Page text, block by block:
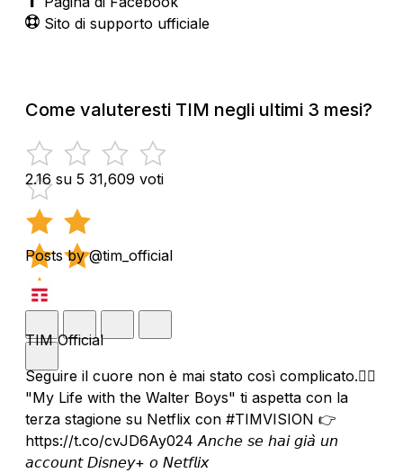
Sito di supporto ufficiale
Come valuteresti TIM negli ultimi 3 mesi?
2.16 su 5 31,609 voti
Posts by @tim_official
TIM Official
Seguire il cuore non è mai stato così complicato.❤️‍🔥
"My Life with the Walter Boys" ti aspetta con la
terza stagione su Netflix con #TIMVISION 👉
https://t.co/cvJD6Ay024 𝘈𝘯𝘤𝘩𝘦 𝘴𝘦 𝘩𝘢𝘪 𝘨𝘪𝘢̀ 𝘶𝘯
𝘢𝘤𝘤𝘰𝘶𝘯𝘵 𝘋𝘪𝘴𝘯𝘦𝘺+ 𝘰 𝘕𝘦𝘵𝘧𝘭𝘪𝘹